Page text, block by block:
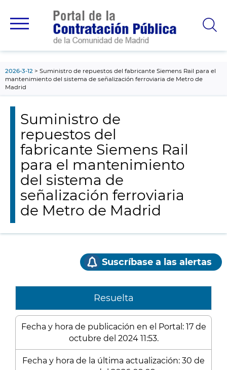
principal
2026-3-12
Suministro de repuestos del fabricante Siemens Rail para el
mantenimiento del sistema de señalización ferroviaria de Metro de
Madrid
Suministro de
repuestos del
fabricante Siemens Rail
para el mantenimiento
del sistema de
señalización ferroviaria
de Metro de Madrid
Suscríbase a las alertas
Resuelta
Fecha y hora de publicación en el Portal: 17 de
octubre del 2024 11:53.
Fecha y hora de la última actualización: 30 de